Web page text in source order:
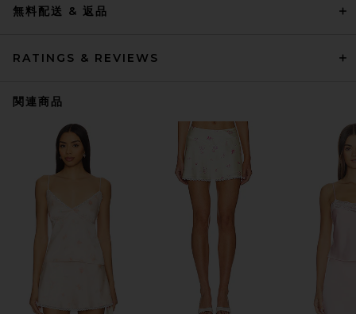
無料配送 & 返品
RATINGS & REVIEWS
関連商品